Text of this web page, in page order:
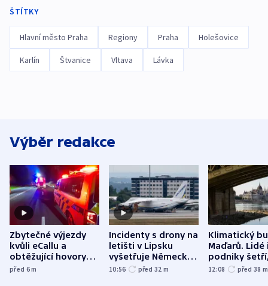
ŠTÍTKY
Hlavní město Praha Regiony Praha Holešovice
Karlín Štvanice Vltava Lávka
Výběr redakce
Zbytečné výjezdy
kvůli eCallu a
obtěžující hovory
zdržují záchranáře
před 6m
Incidenty s drony na
letišti v Lipsku
vyšetřuje Německo
jako úmyslný pokus
10:56 před 32 m
Klimatický
Maďarů. Lidé
podniky
omezuje se
12:08 před 38 m